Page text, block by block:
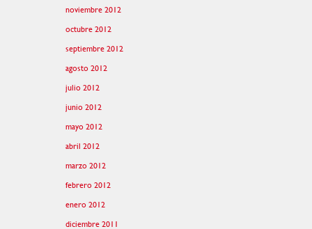
noviembre 2012
octubre 2012
septiembre 2012
agosto 2012
julio 2012
junio 2012
mayo 2012
abril 2012
marzo 2012
febrero 2012
enero 2012
diciembre 2011